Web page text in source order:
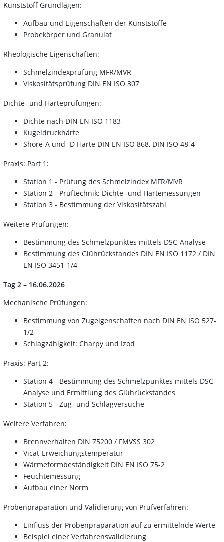
Kunststoff Grundlagen:
Aufbau und Eigenschaften der Kunststoffe
Probekörper und Granulat
Rheologische Eigenschaften:
Schmelzindexprüfung MFR/MVR
Viskositätsprüfung DIN EN ISO 307
Dichte- und Härteprüfungen:
Dichte nach DIN EN ISO 1183
Kugeldruckhärte
Shore-A und -D Härte DIN EN ISO 868, DIN ISO 48-4
Praxis: Part 1:
Station 1 - Prüfung des Schmelzindex MFR/MVR
Station 2 - Prüftechnik: Dichte- und Härtemessungen
Station 3 - Bestimmung der Viskositätszahl
Weitere Prüfungen:
Bestimmung des Schmelzpunktes mittels DSC-Analyse
Bestimmung des Glührückstandes DIN EN ISO 1172 / DIN
EN ISO 3451-1/4
Tag 2 – 16.06.2026
Mechanische Prüfungen:
Bestimmung von Zugeigenschaften nach DIN EN ISO 527-
1/2
Schlagzähigkeit: Charpy und Izod
Praxis: Part 2:
Station 4 - Bestimmung des Schmelzpunktes mittels DSC-
Analyse und Ermittlung des Glührückstandes
Station 5 - Zug- und Schlagversuche
Weitere Verfahren:
Brennverhalten DIN 75200 / FMVSS 302
Vicat-Erweichungstemperatur
Wärmeformbeständigkeit DIN EN ISO 75-2
Feuchtemessung
Aufbau einer Norm
Probenpräparation und Validierung von Prüfverfahren:
Einfluss der Probenpräparation auf zu ermittelnde Werte
Beispiel einer Verfahrensvalidierung